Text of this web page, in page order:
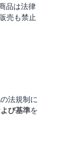
品は法律
売も禁止
法規制に
び基準を